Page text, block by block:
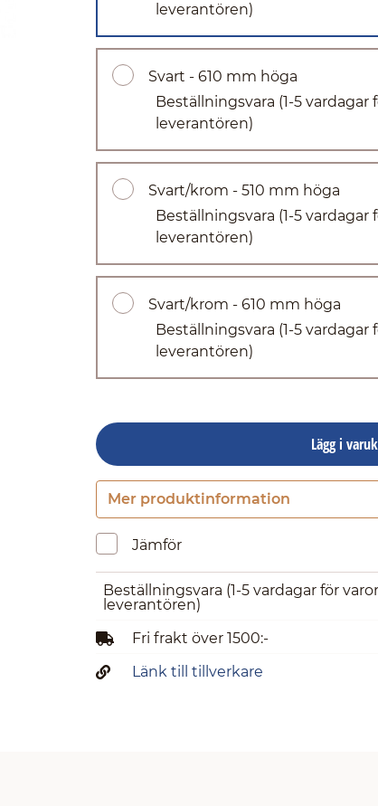
leverantören)
Svart - 610 mm höga
Beställningsvara (1-5
leverantören)
Svart/krom - 510 mm höga
Beställningsvara (1-5
leverantören)
Svart/krom - 610 mm höga
Beställningsvara (1-5
leverantören)
Lägg i
Mer produktinformation
Jämför
Beställningsvara (1-5 vardagar för
leverantören)
Fri frakt över 1500:-
Länk till tillverkare